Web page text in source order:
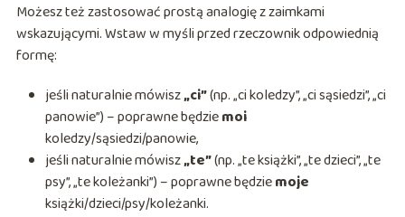
Możesz też zastosować prostą analogię z zaimkami
wskazującymi. Wstaw w myśli przed rzeczownik odpowiednią
formę:
jeśli naturalnie mówisz„ci”(np. „ci koledzy”, „ci sąsiedzi”, „ci
panowie”) – poprawne będziemoi
koledzy/sąsiedzi/panowie,
jeśli naturalnie mówisz„te”(np. „te książki”, „te dzieci”, „te
psy”, „te koleżanki”) – poprawne będziemoje
książki/dzieci/psy/koleżanki.